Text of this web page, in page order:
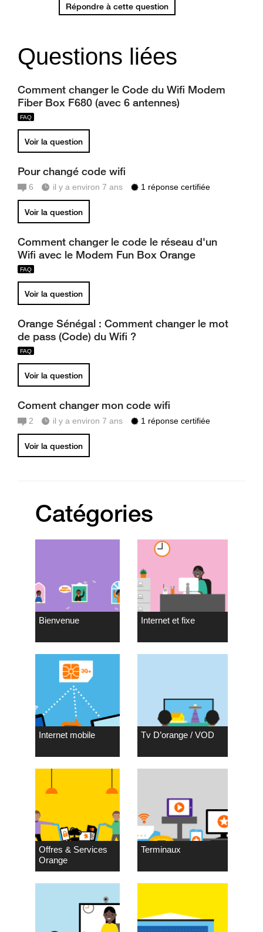
Répondre à cette question
Questions liées
Comment changer le Code du Wifi Modem
Fiber Box F680 (avec 6 antennes)
Voir la question
Pour changé code wifi
6 il y a environ 7 ans 1 réponse certifiée
Voir la question
Comment changer le code le réseau d'un
Wifi avec le Modem Fun Box Orange
Voir la question
Orange Sénégal : Comment changer le mot
de pass (Code) du Wifi ?
Voir la question
Coment changer mon code wifi
2 il y a environ 7 ans 1 réponse certifiée
Voir la question
Catégories
Bienvenue Internet et fixe
Internet mobile Tv D’orange / VOD
Offres & Services
Orange
Terminaux